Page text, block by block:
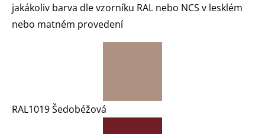
jakákoliv barva dle vzorníku RAL nebo NCS v lesklém
nebo matném provedení
RAL1019 Šedobéžová